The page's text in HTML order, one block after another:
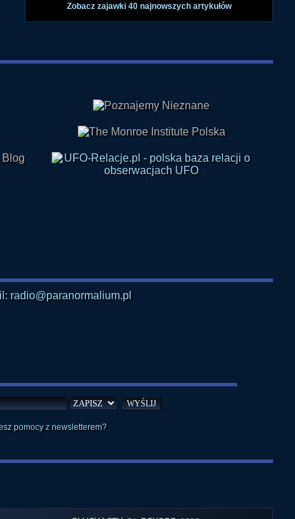
Zobacz zajawki 40 najnowszych artykułów
radio@paranormalium.pl
pomocy z newsletterem?